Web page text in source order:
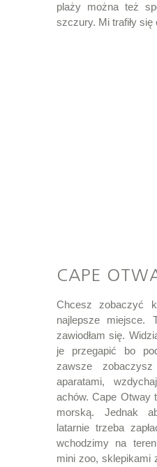
plaży można też
szczury. Mi trafiły się
CAPE
Chcesz zobaczyć
najlepsze miejsce.
zawiodłam się.
je przegapić bo
zawsze
aparatami,
achów. Cape Otway
morską. Jednak
latarnie trzeba
wchodzimy na
mini zoo, sklepikami